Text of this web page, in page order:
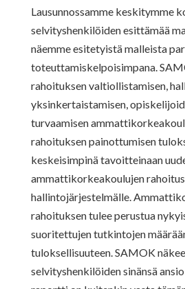
Lausunnossamme keskitymme
selvityshenkilöiden esittämää
näemme esitetyistä malleista
toteuttamiskelpoisimpana.
rahoituksen valtiollistamisen,
yksinkertaistamisen,
turvaamisen
rahoituksen painottumisen
keskeisimpinä tavoitteinaan
ammattikorkeakoulujen
hallintojärjestelmälle.
rahoituksen tulee perustua
suoritettujen tutkintojen
tuloksellisuuteen. SAMOK
selvityshenkilöiden sinänsä